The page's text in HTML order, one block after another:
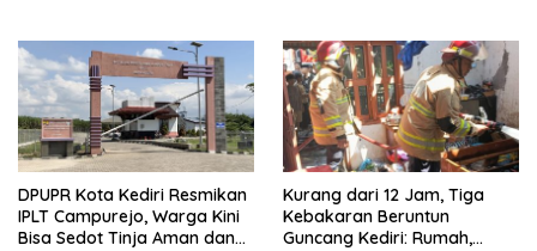
DPUPR Kota Kediri Resmikan
IPLT Campurejo, Warga Kini
Bisa Sedot Tinja Aman dan
Kurang dari 12 Jam, Tiga
Kebakaran Beruntun
Guncang Kediri: Rumah,